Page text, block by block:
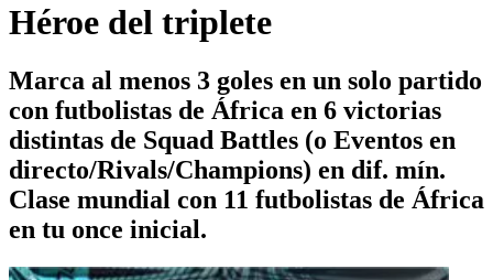
Héroe del triplete
Marca al menos 3 goles en un solo partido
con futbolistas de África en 6 victorias
distintas de Squad Battles (o Eventos en
directo/Rivals/Champions) en dif. mín.
Clase mundial con 11 futbolistas de África
en tu once inicial.